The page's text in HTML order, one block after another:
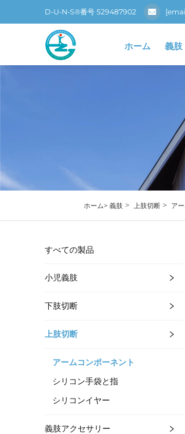
D-U-N-S®番号 529487902
ホーム 義肢
ホーム> 義肢 > 上肢切断> ア
すべての製品
小児義肢
下肢切断
上肢切断
アームコンポーネント
シリコン手袋と指
シリコンイヤー
義肢アクセサリー